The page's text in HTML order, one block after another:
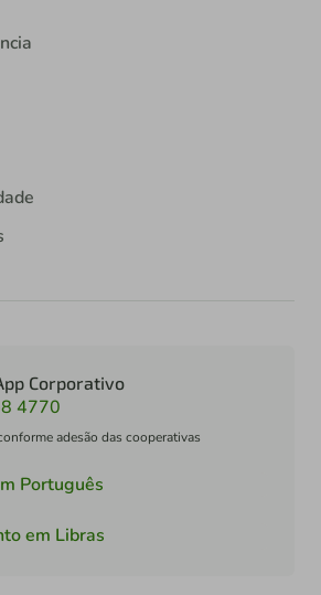
Corporativo
4770
adesão das cooperativas
Português
em Libras